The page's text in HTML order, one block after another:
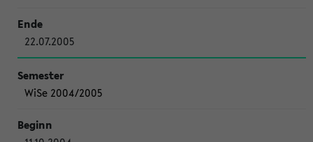
22.07.2005
WiSe 2004/2005